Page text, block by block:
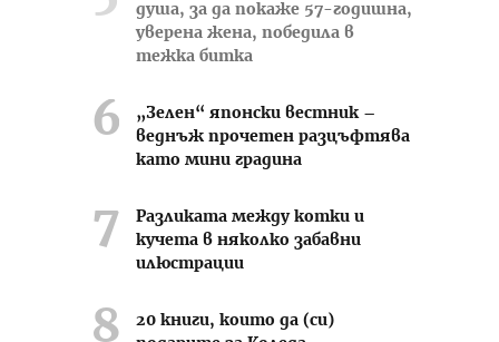
душа, за да покаже 57-годишна,
уверена жена, победила в
тежка битка
„Зелен“ японски вестник –
веднъж прочетен разцъфтява
като мини градина
Разликата между котки и
кучета в няколко забавни
илюстрации
20 книги, които да (си)